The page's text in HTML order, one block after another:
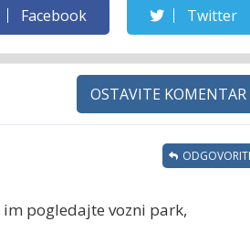
Facebook Twitter
OSTAVITE KOMENTAR
pogledajte vozni park,